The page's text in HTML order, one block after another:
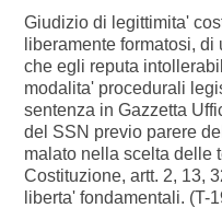
Giudizio di legittimita'
liberamente formatosi,
che egli reputa
modalita' procedurali
sentenza in Gazzetta
del SSN previo parere
malato nella scelta delle
Costituzione, artt. 2, 13,
liberta' fondamentali. (T-